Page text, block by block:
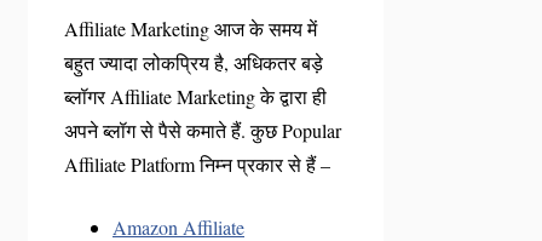
Affiliate Marketing आज के समय में
बहुत ज्यादा लोकप्रिय है, अधिकतर बड़े
ब्लॉगर Affiliate Marketing के द्वारा ही
अपने ब्लॉग से पैसे कमाते हैं. कुछ Popular
Affiliate Platform निम्न प्रकार से हैं –
Amazon Affiliate